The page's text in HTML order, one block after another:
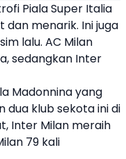
Piala Super Italia
dan menarik. Ini juga
lalu. AC Milan
sedangkan Inter
Madonnina yang
klub sekota ini di
Inter Milan meraih
79 kali